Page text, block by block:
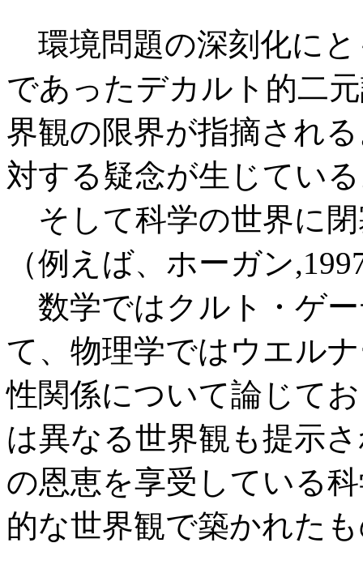
環境問題の深刻化にと
であったデカルト的二
界観の限界が指摘され
対する疑念が生じてい
そして科学の世界に
（例えば、ホーガン
数学ではクルト・ゲ
て、物理学ではウエル
性関係について論じて
は異なる世界観も提示
の恩恵を享受している
的な世界観で築かれた